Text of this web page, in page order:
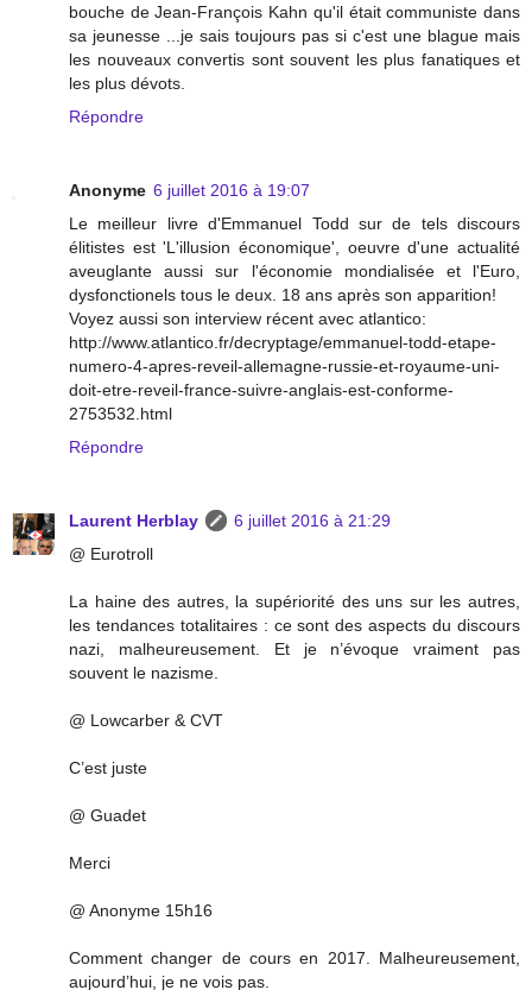
bouche de Jean-François Kahn qu'il était communiste dans
sa jeunesse ...je sais toujours pas si c'est une blague mais
les nouveaux convertis sont souvent les plus fanatiques et
les plus dévots.
Répondre
Anonyme 6 juillet 2016 à 19:07
Le meilleur livre d'Emmanuel Todd sur de tels discours
élitistes est 'L'illusion économique', oeuvre d'une actualité
aveuglante aussi sur l'économie mondialisée et l'Euro,
dysfonctionels tous le deux. 18 ans après son apparition!
Voyez aussi son interview récent avec atlantico:
http://www.atlantico.fr/decryptage/emmanuel-todd-etape-
numero-4-apres-reveil-allemagne-russie-et-royaume-uni-
doit-etre-reveil-france-suivre-anglais-est-conforme-
2753532.html
Répondre
Laurent Herblay
6 juillet 2016 à 21:29
@ Eurotroll
La haine des autres, la supériorité des uns sur les autres,
les tendances totalitaires : ce sont des aspects du discours
nazi, malheureusement. Et je n’évoque vraiment pas
souvent le nazisme.
@ Lowcarber & CVT
C’est juste
@ Guadet
Merci
@ Anonyme 15h16
Comment changer de cours en 2017. Malheureusement,
aujourd’hui, je ne vois pas.